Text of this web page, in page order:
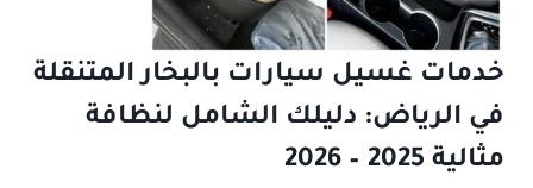
خدمات غسيل سيارات بالبخار المتنقلة
في الرياض: دليلك الشامل لنظافة
مثالية 2025 – 2026